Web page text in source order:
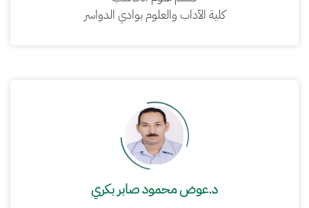
كلية الآداب والعلوم بوادي الدواسر
د.عوض محمود صابر بكري